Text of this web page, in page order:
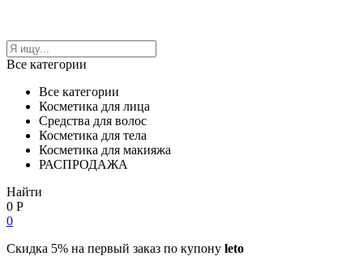
Все категории
Все категории
Косметика для лица
Средства для волос
Косметика для тела
Косметика для макияжа
РАСПРОДАЖА
Найти
0 Р
0
Скидка 5% на первый заказ по купону leto